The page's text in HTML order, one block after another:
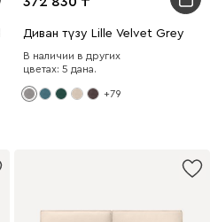
Диван түзу Lille Velvet Grey
В наличии в других
цветах: 5 дана.
+79